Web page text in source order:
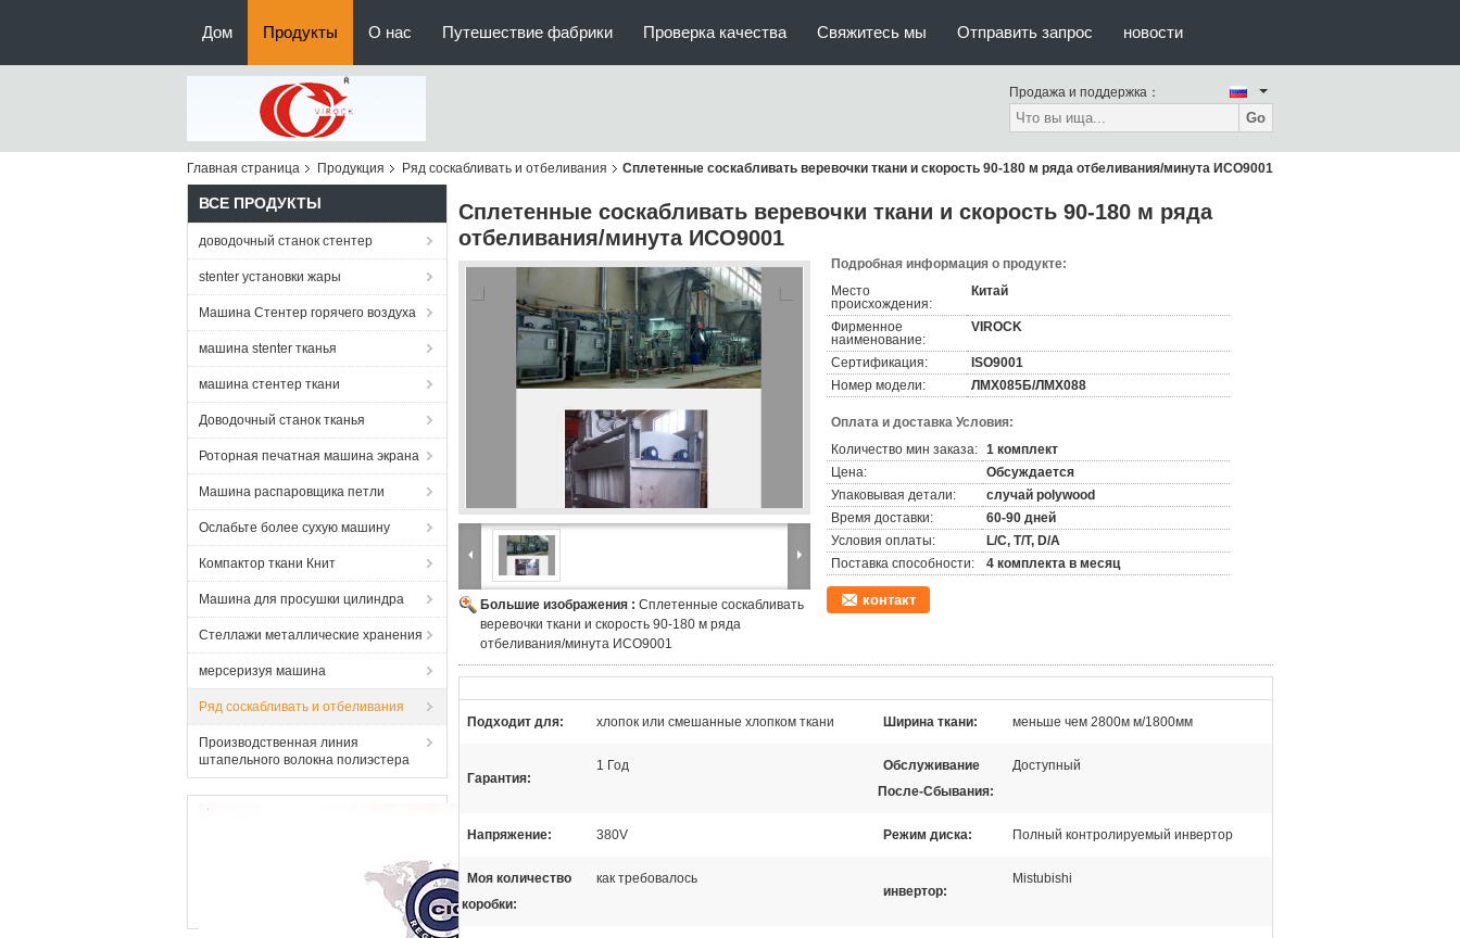
Дом Продукты О нас Путешествие фабрики Проверка качества Свяжитесь мы Отправить запрос новости
Продажа и поддержка：
Go
Главная страница Продукция Ряд соскабливать и отбеливания Сплетенные соскабливать веревочки ткани и скорость 90-180 м ряда отбеливания/минута ИСО9001
ВСЕ ПРОДУКТЫ
доводочный станок стентер
stenter установки жары
Машина Стентер горячего воздуха
машина stenter тканья
машина стентер ткани
Доводочный станок тканья
Роторная печатная машина экрана
Машина распаровщика петли
Ослабьте более сухую машину
Компактор ткани Книт
Машина для просушки цилиндра
Стеллажи металлические хранения
мерсеризуя машина
Ряд соскабливать и отбеливания
Производственная линия
штапельного волокна полиэстера
Сплетенные соскабливать веревочки ткани и скорость 90-180 м ряда
отбеливания/минута ИСО9001
Большие изображения : Сплетенные соскабливать
веревочки ткани и скорость 90-180 м ряда
отбеливания/минута ИСО9001
Подробная информация о продукте:
Место
происхождения:
Китай
Фирменное
наименование:
VIROCK
Сертификация:
ISO9001
Номер модели:
ЛМХ085Б/ЛМХ088
Оплата и доставка Условия:
Количество мин заказа: 1 комплект
Цена:
Обсуждается
Упаковывая детали:
случай polywood
Время доставки:
60-90 дней
Условия оплаты:
L/C, T/T, D/A
Поставка способности:
4 комплекта в месяц
контакт
Подходит для: хлопок или смешанные хлопком ткани Ширина ткани: меньше чем 2800м м/1800мм
Гарантия:
1 Год
Обслуживание
После-Сбывания:
Доступный
Напряжение: 380V Режим диска: Полный контролируемый инвертор
Моя количество
коробки:
как требовалось
инвертор:
Mistubishi